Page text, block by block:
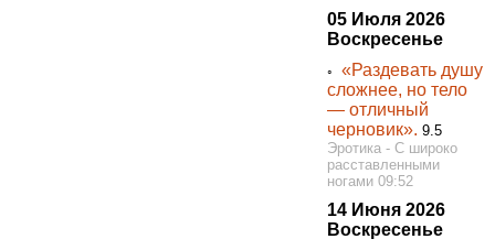
05 Июля 2026
Воскресенье
◦«Раздевать душу
сложнее, но тело
— отличный
черновик».9.5
Эротика - С широко
расставленными
ногами 09:52
14 Июня 2026
Воскресенье